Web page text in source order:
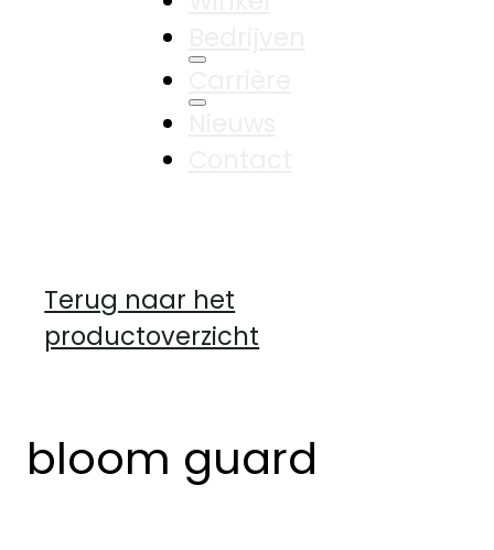
Terug naar het
productoverzicht
bloom guard